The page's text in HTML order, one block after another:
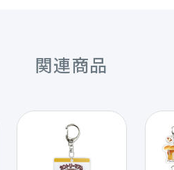
関連商品